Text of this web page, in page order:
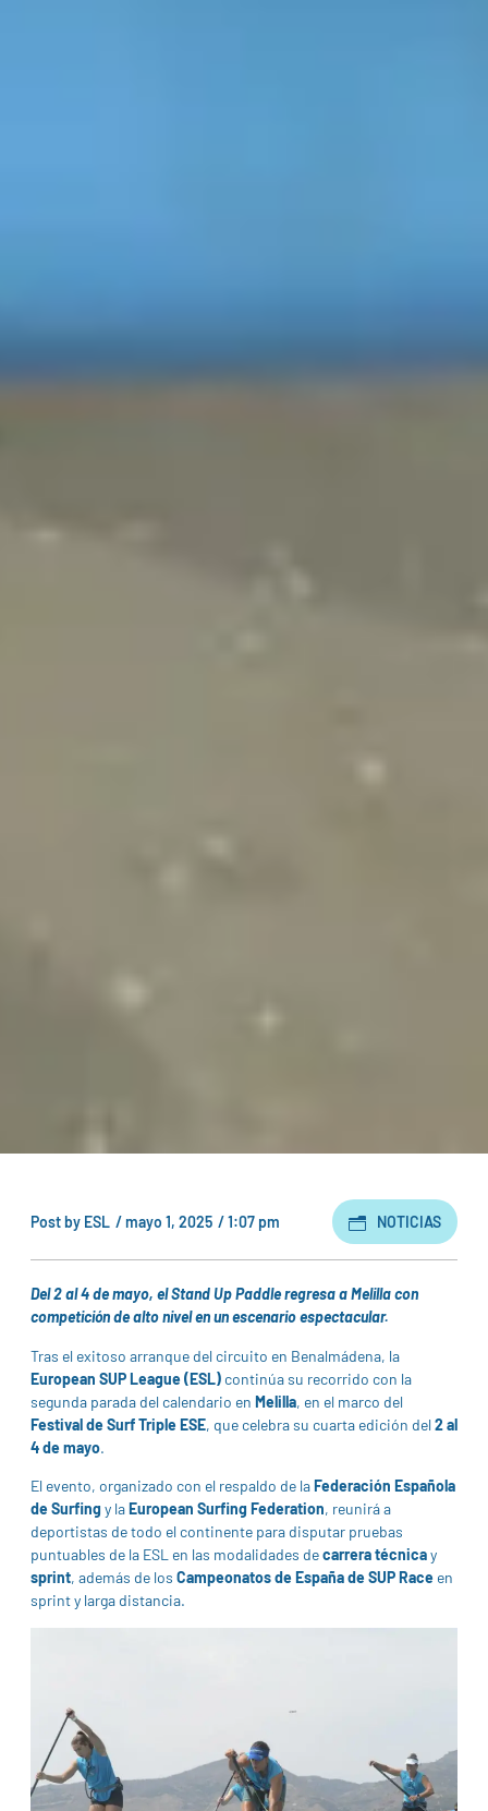
Post by ESL /mayo 1, 2025 /1:07 pm NOTICIAS
Del 2 al 4 de mayo, el Stand Up Paddle regresa a Melilla con
competición de alto nivel en un escenario espectacular.
Tras el exitoso arranque del circuito en Benalmádena, la
European SUP League (ESL) continúa su recorrido con la
segunda parada del calendario en Melilla, en el marco del
Festival de Surf Triple ESE, que celebra su cuarta edición del2 al
4 de mayo.
El evento, organizado con el respaldo de laFederación Española
de Surfing y laEuropean Surfing Federation, reunirá a
deportistas de todo el continente para disputar pruebas
puntuables de la ESL en las modalidades decarrera técnicay
sprint, además de los Campeonatos de España de SUP Race en
sprint y larga distancia.